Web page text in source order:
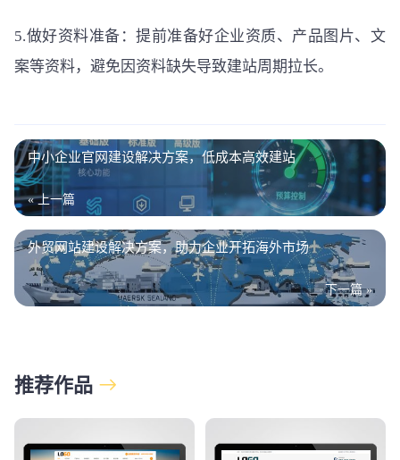
5.做好资料准备：提前准备好企业资质、产品图片、文
案等资料，避免因资料缺失导致建站周期拉长。
中小企业官网建设解决方案，低成本高效建站
« 上一篇
外贸网站建设解决方案，助力企业开拓海外市场
下一篇 »
推荐作品